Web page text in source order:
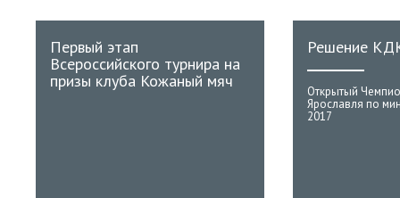
Первый этап
Всероссийского турнира на
призы клуба Кожаный мяч
Решение
Открытый
Ярославля по
2017